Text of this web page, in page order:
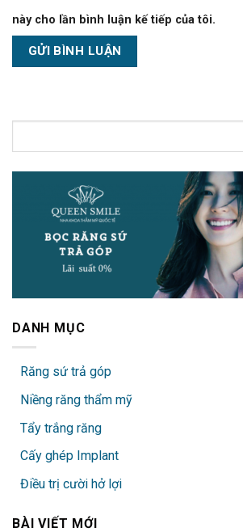
này cho lần bình luận kế tiếp của tôi.
DANH MỤC
Răng sứ trả góp
Niềng răng thẩm mỹ
Tẩy trắng răng
Cấy ghép Implant
Điều trị cười hở lợi
BÀI VIẾT MỚI